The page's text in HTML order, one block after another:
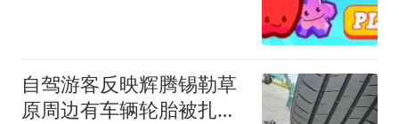
自驾游客反映辉腾锡勒草
原周边有车辆轮胎被扎，